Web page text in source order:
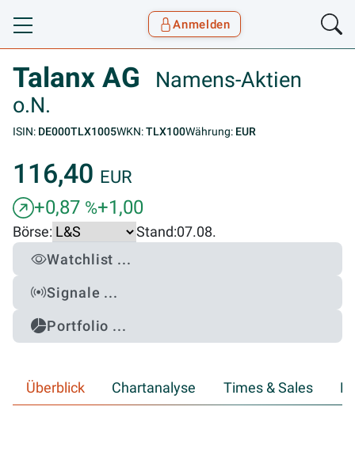
Toggle navigation
Anmelden
Talanx AG
Namens-Aktien
o.N.
ISIN: DE000TLX1005WKN:TLX100Währung: EUR
116,40 EUR
+0,87 %+1,00
Börse: Stand:07.08.
Watchlist ...
Signale ...
Portfolio ...
Überblick Chartanalyse Times & Sales